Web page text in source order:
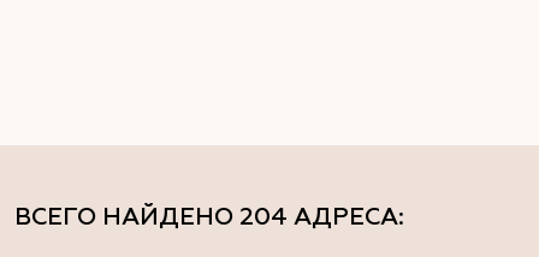
ВСЕГО НАЙДЕНО 204 АДРЕСА: